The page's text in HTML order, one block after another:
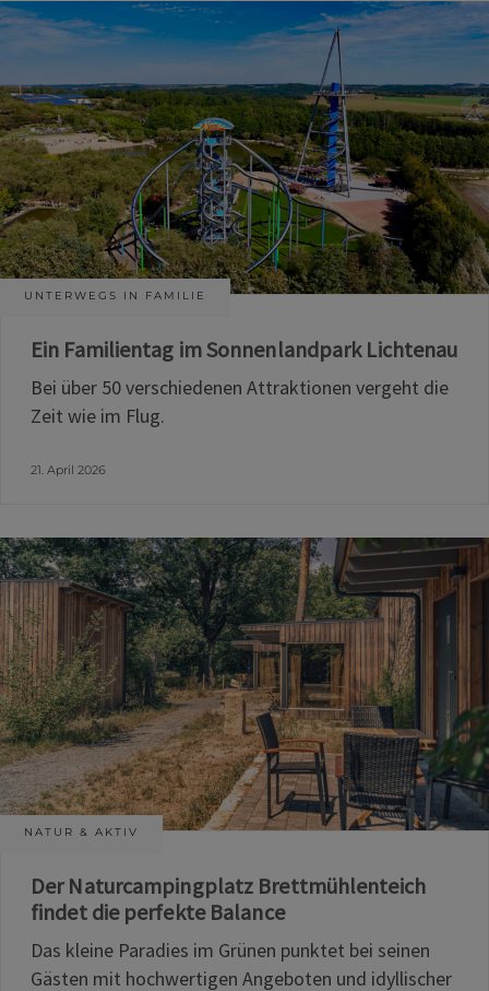
UNTERWEGS IN FAMILIE
Ein Familientag im Sonnenlandpark Lichtenau
Bei über 50 verschiedenen Attraktionen vergeht die
Zeit wie im Flug.
21. April 2026
NATUR & AKTIV
Der Naturcampingplatz Brettmühlenteich
findet die perfekte Balance
Das kleine Paradies im Grünen punktet bei seinen
Gästen mit hochwertigen Angeboten und idyllischer